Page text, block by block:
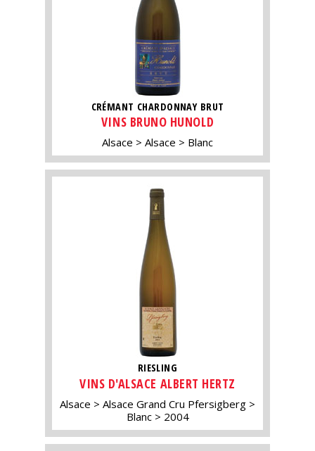
CRÉMANT CHARDONNAY BRUT
VINS BRUNO HUNOLD
Alsace Alsace Blanc
RIESLING
VINS D'ALSACE ALBERT HERTZ
Alsace
Alsace Grand Cru Pfersigberg
Blanc
2004